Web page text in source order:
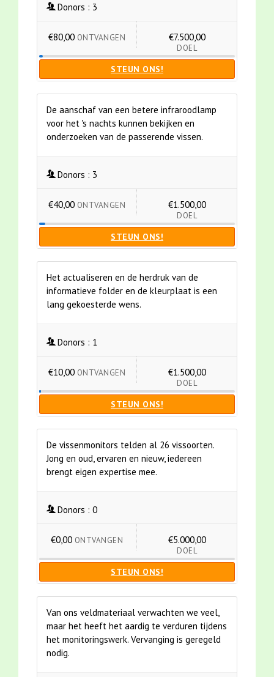
Donors : 3
€80,00 ONTVANGEN €7.500,00
DOEL
STEUN ONS!
De aanschaf van een betere infraroodlamp
voor het 's nachts kunnen bekijken en
onderzoeken van de passerende vissen.
Donors : 3
€40,00 ONTVANGEN €1.500,00
DOEL
STEUN ONS!
Het actualiseren en de herdruk van de
informatieve folder en de kleurplaat is een
lang gekoesterde wens.
Donors : 1
€10,00 ONTVANGEN €1.500,00
DOEL
STEUN ONS!
De vissenmonitors telden al 26 vissoorten.
Jong en oud, ervaren en nieuw, iedereen
brengt eigen expertise mee.
Donors : 0
€0,00 ONTVANGEN €5.000,00
DOEL
STEUN ONS!
Van ons veldmateriaal verwachten we veel,
maar het heeft het aardig te verduren tijdens
het monitoringswerk. Vervanging is geregeld
nodig.